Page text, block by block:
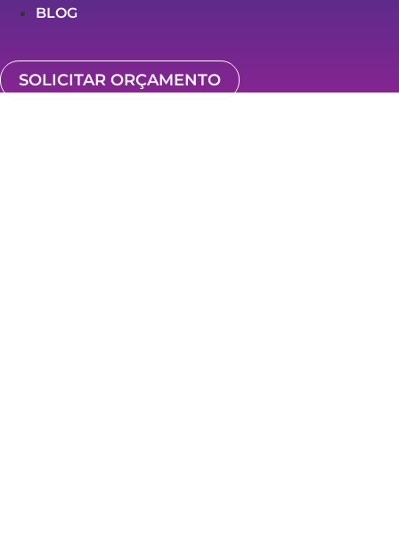
BLOG
SOLICITAR ORÇAMENTO